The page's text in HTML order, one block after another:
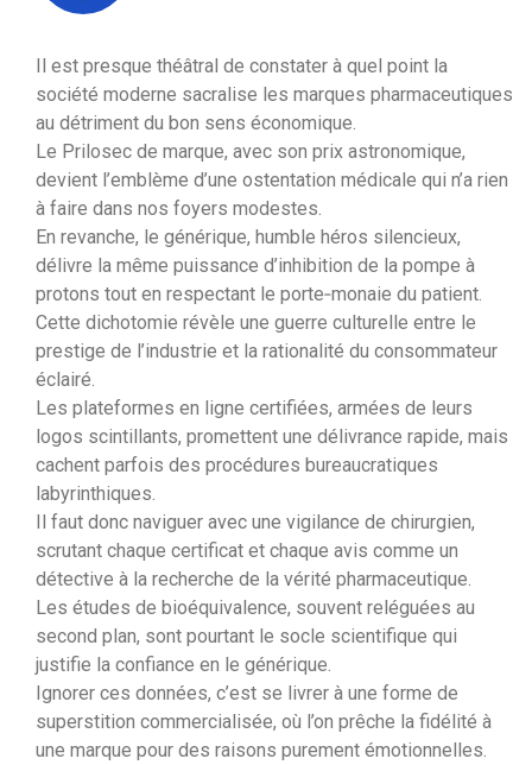
Il est presque théâtral de constater à quel point la
société moderne sacralise les marques pharmaceutiques
au détriment du bon sens économique.
Le Prilosec de marque, avec son prix astronomique,
devient l’emblème d’une ostentation médicale qui n’a rien
à faire dans nos foyers modestes.
En revanche, le générique, humble héros silencieux,
délivre la même puissance d’inhibition de la pompe à
protons tout en respectant le porte‑monaie du patient.
Cette dichotomie révèle une guerre culturelle entre le
prestige de l’industrie et la rationalité du consommateur
éclairé.
Les plateformes en ligne certifiées, armées de leurs
logos scintillants, promettent une délivrance rapide, mais
cachent parfois des procédures bureaucratiques
labyrinthiques.
Il faut donc naviguer avec une vigilance de chirurgien,
scrutant chaque certificat et chaque avis comme un
détective à la recherche de la vérité pharmaceutique.
Les études de bioéquivalence, souvent reléguées au
second plan, sont pourtant le socle scientifique qui
justifie la confiance en le générique.
Ignorer ces données, c’est se livrer à une forme de
superstition commercialisée, où l’on prêche la fidélité à
une marque pour des raisons purement émotionnelles.